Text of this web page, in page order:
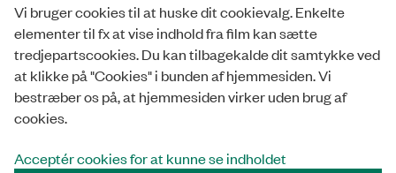
Privatlivspolitik
Whistleblowerordning
Tilgængelighedserklæring
Vi bruger cookies til at huske dit cookievalg. Enkelte
elementer til fx at vise indhold fra film kan sætte
tredjepartscookies. Du kan tilbagekalde dit samtykke ved
at klikke på "Cookies" i bunden af hjemmesiden. Vi
bestræber os på, at hjemmesiden virker uden brug af
cookies.
Acceptér cookies for at kunne se indholdet